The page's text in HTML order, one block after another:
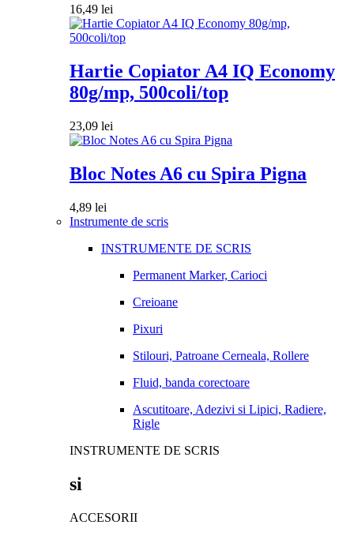
16,49 lei
Hartie Copiator A4 IQ Economy
80g/mp, 500coli/top
23,09 lei
Bloc Notes A6 cu Spira Pigna
4,89 lei
Instrumente de scris
INSTRUMENTE DE SCRIS
Permanent Marker, Carioci
Creioane
Pixuri
Stilouri, Patroane Cerneala, Rollere
Fluid, banda corectoare
Ascutitoare, Adezivi si Lipici, Radiere,
Rigle
INSTRUMENTE DE SCRIS
si
ACCESORII